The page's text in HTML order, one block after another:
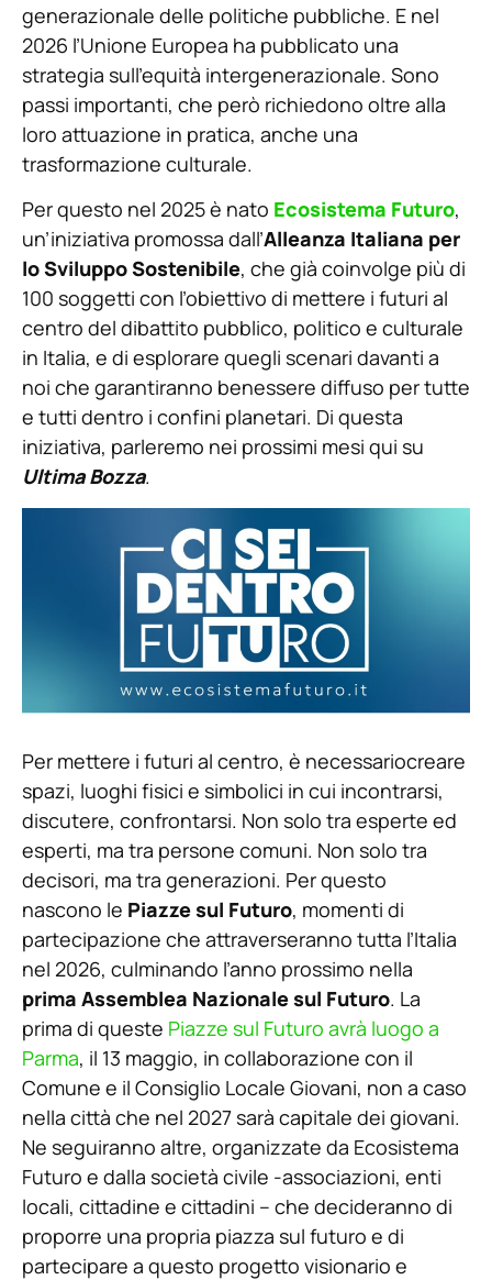
generazionale delle politiche pubbliche. E nel
2026 l’Unione Europea ha pubblicato una
strategia sull’equità intergenerazionale. Sono
passi importanti, che però richiedono oltre alla
loro attuazione in pratica, anche una
trasformazione culturale.
Per questo nel 2025 è nato Ecosistema Futuro,
un’iniziativa promossa dall’Alleanza Italiana per
lo Sviluppo Sostenibile, che già coinvolge più di
100 soggetti con l’obiettivo di mettere i futuri al
centro del dibattito pubblico, politico e culturale
in Italia, e di esplorare quegli scenari davanti a
noi che garantiranno benessere diffuso per tutte
e tutti dentro i confini planetari. Di questa
iniziativa, parleremo nei prossimi mesi qui su
Ultima Bozza.
Per mettere i futuri al centro, è necessariocreare
spazi, luoghi fisici e simbolici in cui incontrarsi,
discutere, confrontarsi. Non solo tra esperte ed
esperti, ma tra persone comuni. Non solo tra
decisori, ma tra generazioni. Per questo
nascono le Piazze sul Futuro, momenti di
partecipazione che attraverseranno tutta l’Italia
nel 2026, culminando l’anno prossimo nella
prima Assemblea Nazionale sul Futuro. La
prima di queste Piazze sul Futuro avrà luogo a
Parma, il 13 maggio, in collaborazione con il
Comune e il Consiglio Locale Giovani, non a caso
nella città che nel 2027 sarà capitale dei giovani.
Ne seguiranno altre, organizzate da Ecosistema
Futuro e dalla società civile -associazioni, enti
locali, cittadine e cittadini – che decideranno di
proporre una propria piazza sul futuro e di
partecipare a questo progetto visionario e